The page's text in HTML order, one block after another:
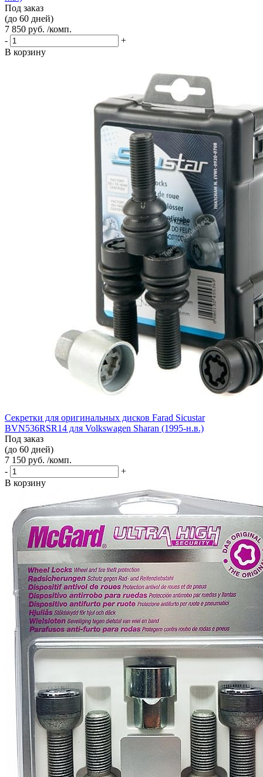
Под заказ
(до 60 дней)
7 850 руб. /комп.
-
+
В корзину
Секретки для оригинальных дисков Farad Sicustar
BVN536RSR14 для Volkswagen Sharan (1995-н.в.)
Под заказ
(до 60 дней)
7 150 руб. /комп.
-
+
В корзину